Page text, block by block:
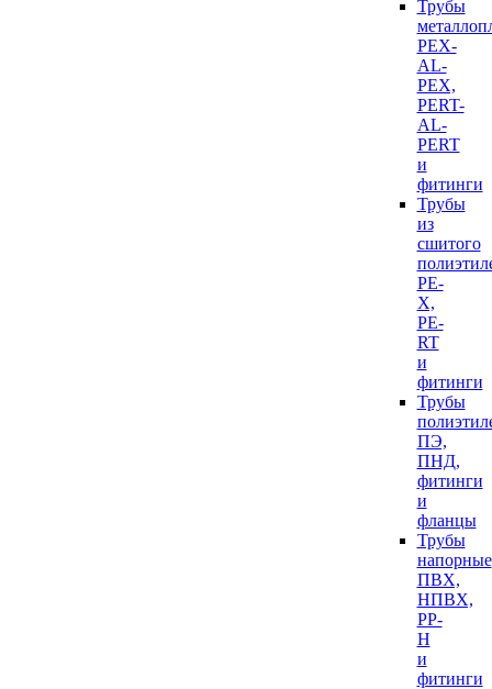
Трубы
PEX-
AL-
PEX,
PERT-
AL-
PERT
и
фитинги
Трубы
из
сшитого
PE-
X,
PE-
RT
и
фитинги
Трубы
ПЭ,
ПНД,
фитинги
и
фланцы
Трубы
напорные
ПВХ,
НПВХ,
PP-
H
и
фитинги